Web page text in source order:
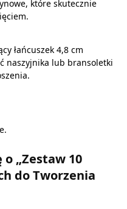
które skutecznie
łańcuszek 4,8 cm
naszyjnika lub bransoletki
„Zestaw 10
do Tworzenia